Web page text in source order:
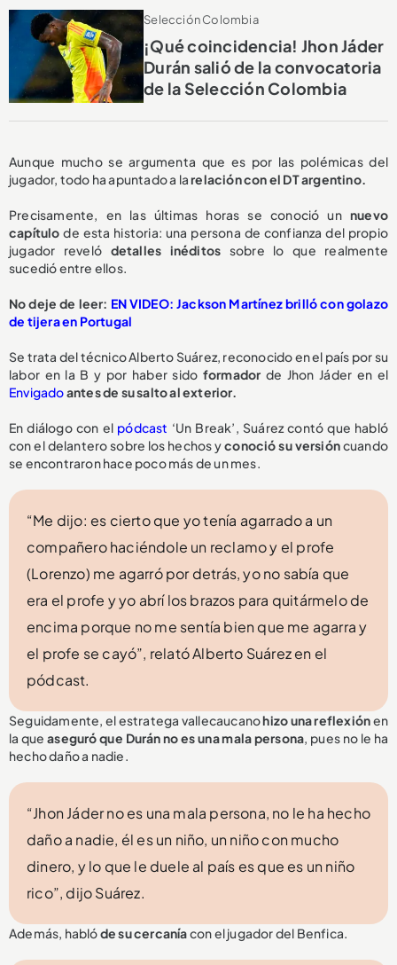
Selección Colombia
¡Qué coincidencia! Jhon Jáder
Durán salió de la convocatoria
de la Selección Colombia
Aunque mucho se argumenta que es por las polémicas del
jugador, todo ha apuntado a larelación con el DT argentino.
Precisamente, en las últimas horas se conoció un nuevo
capítulo de esta historia: una persona de confianza del propio
jugador reveló detalles inéditos sobre lo que realmente
sucedió entre ellos.
No deje de leer: EN VIDEO: Jackson Martínez brilló con golazo
de tijera en Portugal
Se trata del técnico Alberto Suárez, reconocido en el país por su
labor en la B y por haber sido formador de Jhon Jáder en el
Envigadoantes de su salto al exterior.
En diálogo con el pódcast ‘Un Break’, Suárez contó que habló
con el delantero sobre los hechos yconoció su versióncuando
se encontraron hace poco más de un mes.
“Me dijo: es cierto que yo tenía agarrado a un
compañero haciéndole un reclamo y el profe
(Lorenzo) me agarró por detrás, yo no sabía que
era el profe y yo abrí los brazos para quitármelo de
encima porque no me sentía bien que me agarra y
el profe se cayó”, relató Alberto Suárez en el
pódcast.
Seguidamente, el estratega vallecaucanohizo una reflexiónen
la queaseguró que Durán no es una mala persona, pues no le ha
hecho daño a nadie.
“Jhon Jáder no es una mala persona, no le ha hecho
daño a nadie, él es un niño, un niño con mucho
dinero, y lo que le duele al país es que es un niño
rico”, dijo Suárez.
Además, hablóde su cercaníacon el jugador del Benfica.